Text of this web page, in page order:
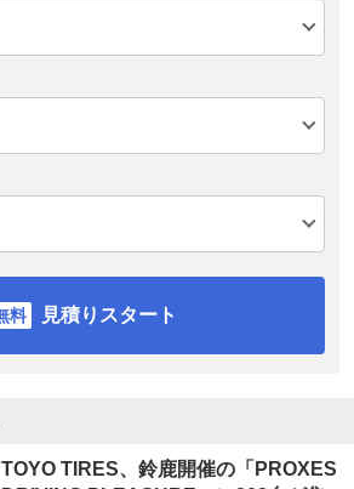
見積りスタート
TOYO TIRES、鈴鹿開催の「PROXES